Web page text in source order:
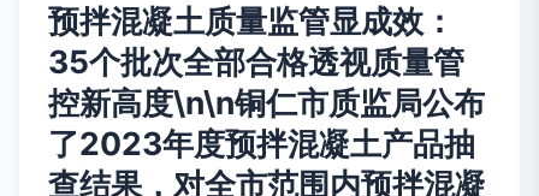
预拌混凝土质量监管显成效：
35个批次全部合格透视质量管
控新高度\n\n铜仁市质监局公布
了2023年度预拌混凝土产品抽
查结果，对全市范围内预拌混凝